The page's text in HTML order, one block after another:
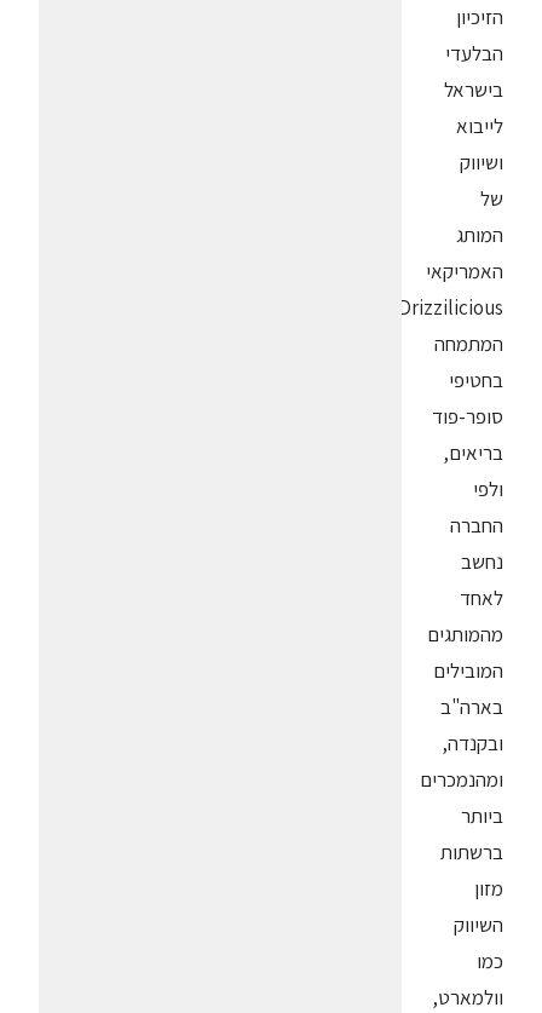
הזיכיון
הבלעדי
בישראל
לייבוא
ושיווק
של
המותג
האמריקאי
המתמחה
בחטיפי
סופר-פוד
בריאים,
ולפי
החברה
נחשב
לאחד
מהמותגים
המובילים
בארה"ב
ובקנדה,
ומהנמכרים
ביותר
ברשתות
מזון
השיווק
כמו
וולמארט,